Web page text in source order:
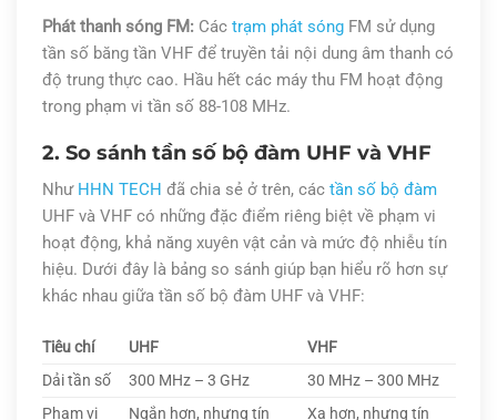
Phát thanh sóng FM: Các trạm phát sóngFM sử dụng
tần số băng tần VHF để truyền tải nội dung âm thanh có
độ trung thực cao. Hầu hết các máy thu FM hoạt động
trong phạm vi tần số 88-108 MHz.
2. So sánh tần số bộ đàm UHF và VHF
Như HHN TECH đã chia sẻ ở trên, các tần số bộ đàm
UHF và VHF có những đặc điểm riêng biệt về phạm vi
hoạt động, khả năng xuyên vật cản và mức độ nhiễu tín
hiệu. Dưới đây là bảng so sánh giúp bạn hiểu rõ hơn sự
khác nhau giữa tần số bộ đàm UHF và VHF:
Tiêu chí UHF
VHF
Dải tần số
300 MHz – 3 GHz
30 MHz – 300 MHz
Phạm vi
Ngắn hơn, nhưng tín Xa hơn, nhưng tín